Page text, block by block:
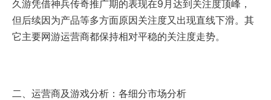
久游凭借神兵传奇推广期的表现在9月达到关注度顶峰，
但后续因为产品等多方面原因关注度又出现直线下滑。其
它主要网游运营商都保持相对平稳的关注度走势。
二、运营商及游戏分析：各细分市场分析